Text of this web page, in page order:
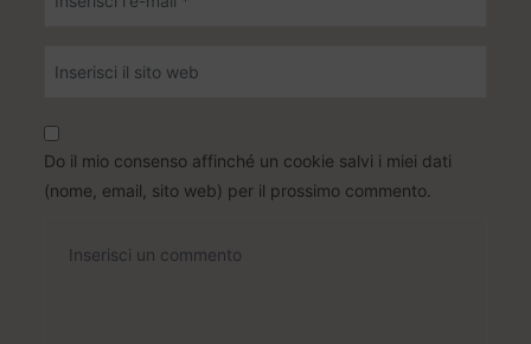
Do il mio consenso affinché un cookie salvi i miei dati
(nome, email, sito web) per il prossimo commento.